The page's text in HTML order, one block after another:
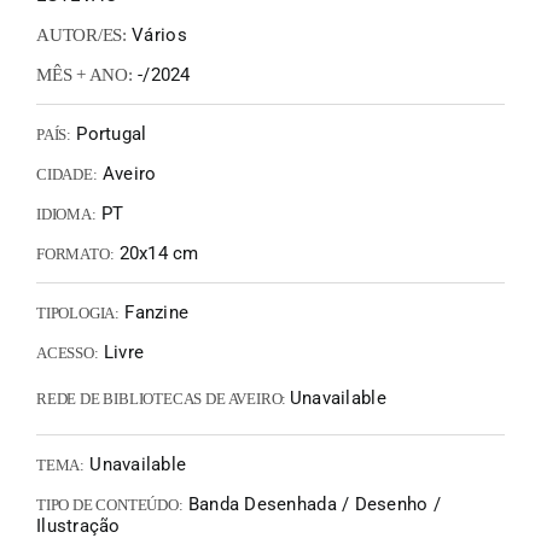
AUTOR/ES: Vários
MÊS + ANO: -/2024
PAÍS: Portugal
CIDADE: Aveiro
IDIOMA: PT
FORMATO: 20x14 cm
TIPOLOGIA: Fanzine
ACESSO: Livre
REDE DE BIBLIOTECAS DE AVEIRO: Unavailable
TEMA: Unavailable
TIPO DE CONTEÚDO: Banda Desenhada / Desenho /
Ilustração